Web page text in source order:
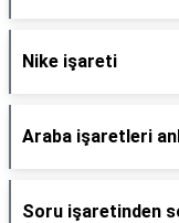
Nike işareti
Araba işaretleri
Soru işaretinden